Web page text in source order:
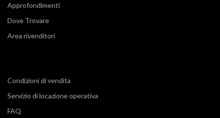
Approfondimenti
Dove Trovare
Area rivenditori
Condizioni di vendita
Servizio di locazione operativa
FAQ